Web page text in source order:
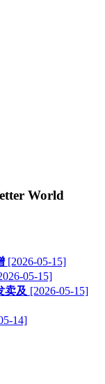
World
[2026-05-15]
05-15]
卖及 [2026-05-15]
14]